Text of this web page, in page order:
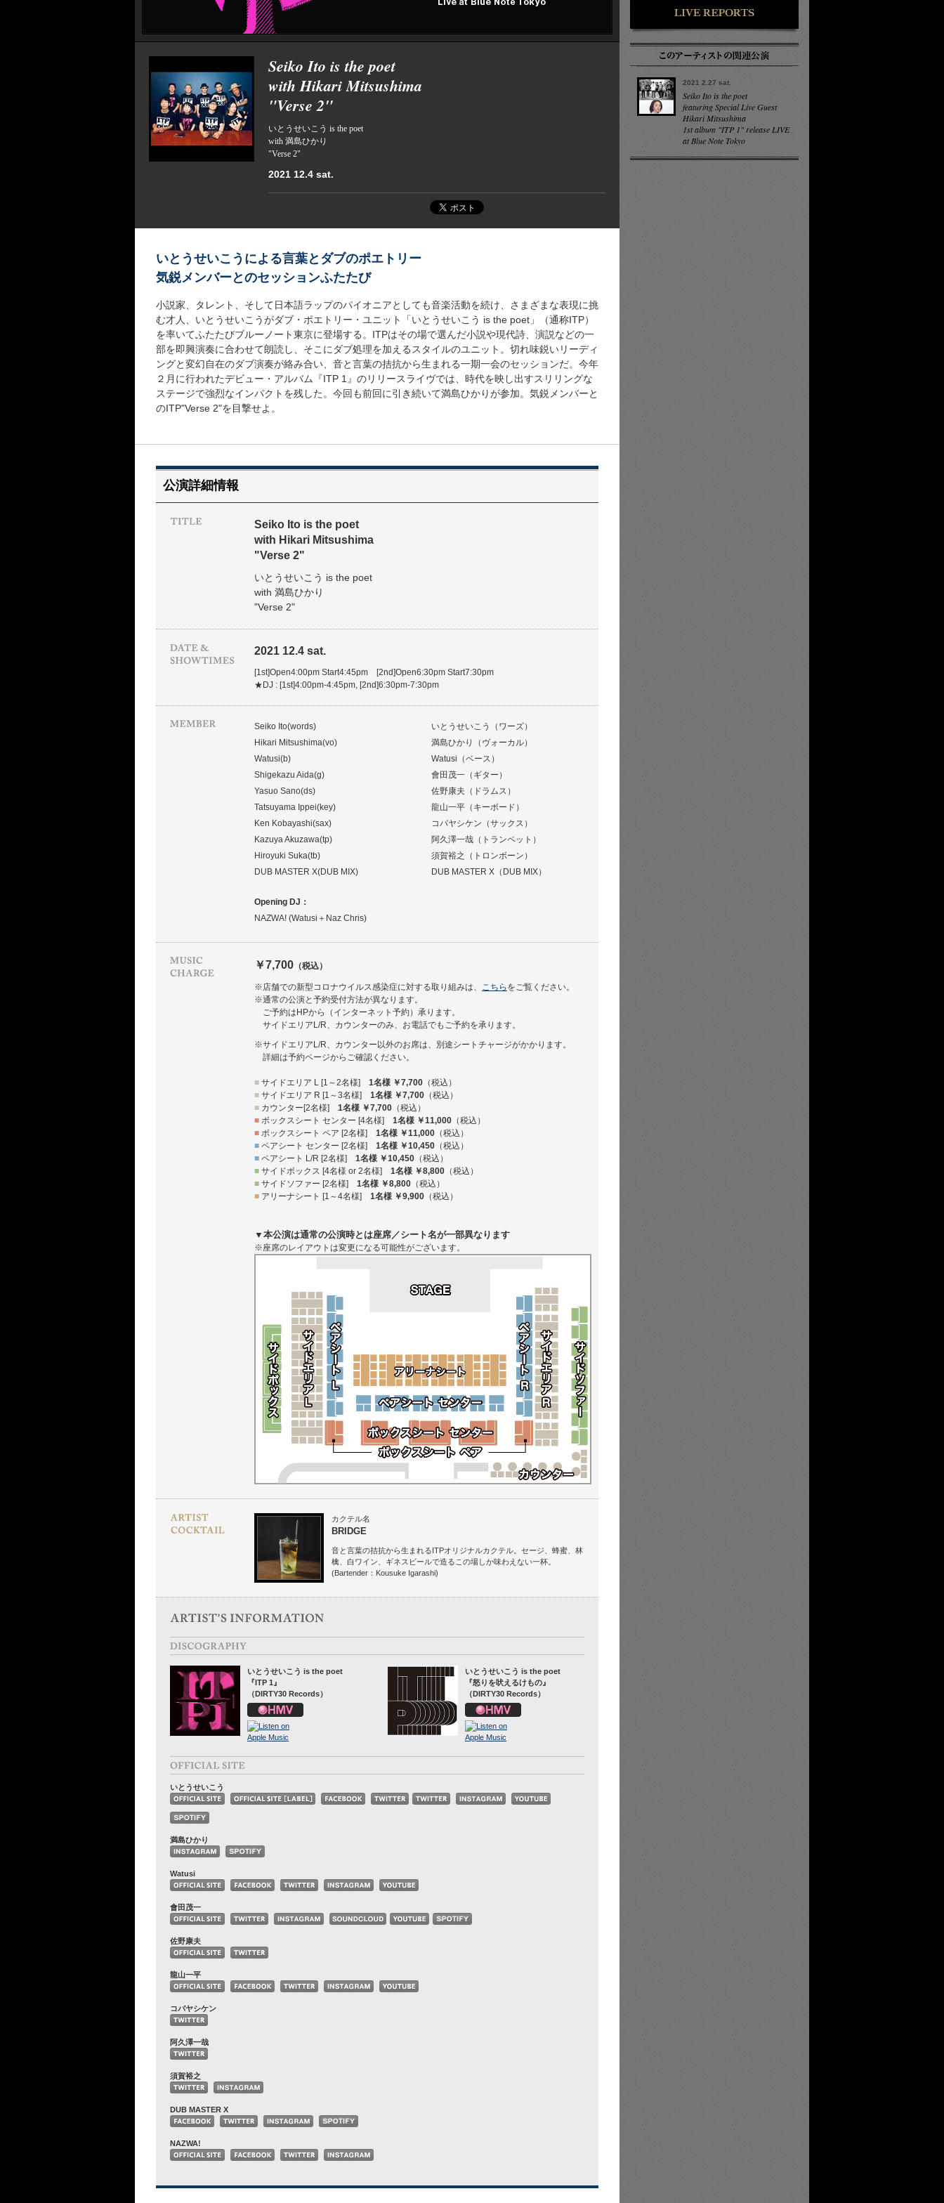
Seiko Ito is the poet
with Hikari Mitsushima
"Verse 2"
いとうせいこう is the poet
with 満島ひかり
"Verse 2"
2021 12.4 sat.
いとうせいこうによる言葉とダブのポエトリー
気鋭メンバーとのセッションふたたび
小説家、タレント、そして日本語ラップのパイオニアとしても音楽活動を続け、さまざまな表現に挑
む才人、いとうせいこうがダブ・ポエトリー・ユニット「いとうせいこう is the poet」（通称ITP）
を率いてふたたびブルーノート東京に登場する。ITPはその場で選んだ小説や現代詩、演説などの一
部を即興演奏に合わせて朗読し、そこにダブ処理を加えるスタイルのユニット。切れ味鋭いリーディ
ングと変幻自在のダブ演奏が絡み合い、音と言葉の拮抗から生まれる一期一会のセッションだ。今年
２月に行われたデビュー・アルバム『ITP 1』のリリースライヴでは、時代を映し出すスリリングな
ステージで強烈なインパクトを残した。今回も前回に引き続いて満島ひかりが参加。気鋭メンバーと
のITP"Verse 2"を目撃せよ。
公演詳細情報
Seiko Ito is the poet
with Hikari Mitsushima
"Verse 2"
いとうせいこう is the poet
with 満島ひかり
"Verse 2"
2021 12.4 sat.
[1st]Open4:00pm Start4:45pm [2nd]Open6:30pm Start7:30pm
★DJ : [1st]4:00pm-4:45pm, [2nd]6:30pm-7:30pm
Seiko Ito(words)
いとうせいこう（ワーズ）
Hikari Mitsushima(vo)
満島ひかり（ヴォーカル）
Watusi(b)
Watusi（ベース）
Shigekazu Aida(g)
會田茂一（ギター）
Yasuo Sano(ds)
佐野康夫（ドラムス）
Tatsuyama Ippei(key)
龍山一平（キーボード）
Ken Kobayashi(sax)
コバヤシケン（サックス）
Kazuya Akuzawa(tp)
阿久澤一哉（トランペット）
Hiroyuki Suka(tb)
須賀裕之（トロンボーン）
DUB MASTER X(DUB MIX)
DUB MASTER X（DUB MIX）
Opening DJ：
NAZWA! (Watusi＋Naz Chris)
￥7,700 （税込）
※店舗での新型コロナウイルス感染症に対する取り組みは、 こちら をご覧ください。
※通常の公演と予約受付方法が異なります。
ご予約はHPから（インターネット予約）承ります。
サイドエリアL/R、カウンターのみ、お電話でもご予約を承ります。
※サイドエリアL/R、カウンター以外のお席は、別途シートチャージがかかります。
詳細は予約ページからご確認ください。
■ サイドエリア L [1～2名様] 1名様 ￥7,700 （税込）
■ サイドエリア R [1～3名様] 1名様 ￥7,700 （税込）
■ カウンター[2名様] 1名様 ￥7,700 （税込）
■ ボックスシート センター [4名様] 1名様 ￥11,000 （税込）
■ ボックスシート ペア [2名様] 1名様 ￥11,000 （税込）
■ ペアシート センター [2名様] 1名様 ￥10,450 （税込）
■ ペアシート L/R [2名様] 1名様 ￥10,450 （税込）
■ サイドボックス [4名様 or 2名様] 1名様 ￥8,800 （税込）
■ サイドソファー [2名様] 1名様 ￥8,800 （税込）
■ アリーナシート [1～4名様] 1名様 ￥9,900 （税込）
▼本公演は通常の公演時とは座席／シート名が一部異なります
※座席のレイアウトは変更になる可能性がございます。
カクテル名
BRIDGE
音と言葉の拮抗から生まれるITPオリジナルカクテル。セージ、蜂蜜、林
檎、白ワイン、ギネスビールで造るこの場しか味わえない一杯。
(Bartender：Kousuke Igarashi)
いとうせいこう is the poet
『ITP 1』
（DIRTY30 Records）
いとうせいこう is the poet
『怒りを吠えるけもの』
（DIRTY30 Records）
いとうせいこう
満島ひかり
Watusi
會田茂一
佐野康夫
龍山一平
コバヤシケン
阿久澤一哉
須賀裕之
DUB MASTER X
NAZWA!
2021 2.27 sat.
Seiko Ito is the poet
featuring Special Live Guest
Hikari Mitsushima
1st album "ITP 1" release LIVE
at Blue Note Tokyo